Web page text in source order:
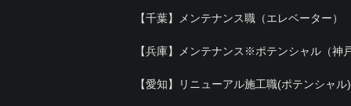
【千葉】メンテナンス職（エレベーター
【兵庫】メンテナンス※ポテンシャル（神
【愛知】リニューアル施工職(ポテンシャル)